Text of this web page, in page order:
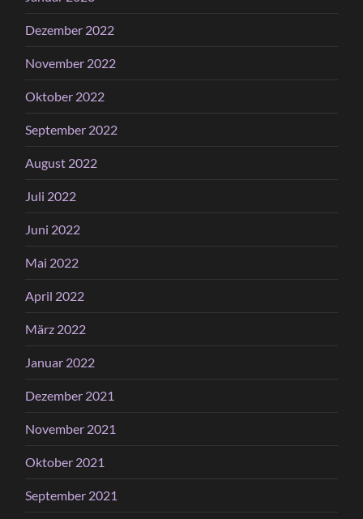
Dezember 2022
November 2022
Oktober 2022
September 2022
August 2022
Juli 2022
Juni 2022
Mai 2022
April 2022
März 2022
Januar 2022
Dezember 2021
November 2021
Oktober 2021
September 2021